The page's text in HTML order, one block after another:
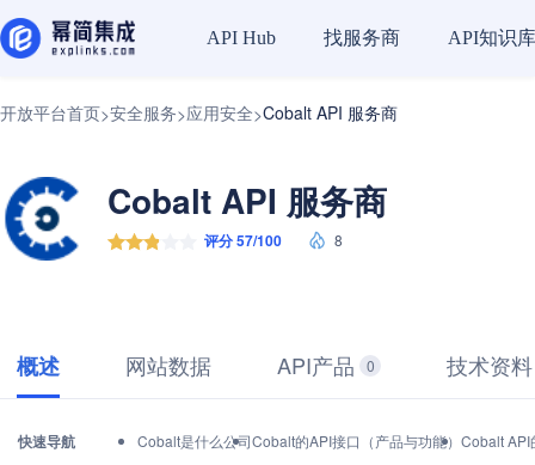
API Hub 找服务商 API知识库
开放平台首页>安全服务>应用安全>Cobalt API 服务商
Cobalt API 服务商
评分 57/100 8
概述 网站数据 API产品 0 技术资料
快速导航 Cobalt是什么公司Cobalt的API接口（产品与功能） Cobalt API